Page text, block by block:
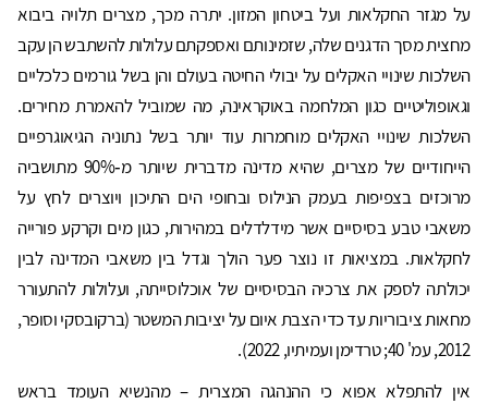
על מגזר החקלאות ועל ביטחון המזון. יתרה מכך, מצרים תלויה ביבוא
מחצית מסך הדגנים שלה, שזמינותם ואספקתם עלולות להשתבש הן עקב
השלכות שינויי האקלים על יבולי החיטה בעולם והן בשל גורמים כלכליים
וגאופוליטיים כגון המלחמה באוקראינה, מה שמוביל להאמרת מחירים.
השלכות שינויי האקלים מוחמרות עוד יותר בשל נתוניה הגיאוגרפיים
הייחודיים של מצרים, שהיא מדינה מדברית שיותר מ‑90% מתושביה
מרוכזים בצפיפות בעמק הנילוס ובחופי הים התיכון ויוצרים לחץ על
משאבי טבע בסיסיים אשר מידלדלים במהירות, כגון מים וקרקע פורייה
לחקלאות. במציאות זו נוצר פער הולך וגדל בין משאבי המדינה לבין
יכולתה לספק את צרכיה הבסיסיים של אוכלוסייתה, ועלולות להתעורר
מחאות ציבוריות עד כדי הצבת איום על יציבות המשטר (ברקובסקי וסופר,
2012, עמ' 40; טרדימן ועמיתיו, 2022).
אין להתפלא אפוא כי ההנהגה המצרית – מהנשיא העומד בראש